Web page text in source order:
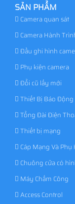
SẢN PHẨM
Camera quan sát
Camera Hành
Đầu ghi hình
Phụ kiện camera
Đổi cũ lấy mới
Thiết Bị Báo Động
Tổng Đài Điện
Thiết bị mạng
Cáp Mạng Và Phụ
Chuông cửa có
Máy Chấm Công
Access Control